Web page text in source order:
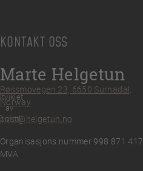
KONTAKT OSS
Marte Helgetun
Røssmovegen 23, 6650 Surnadal,
Norway
post@helgetun.no
Organisasjons nummer 998 871 417
MVA
av